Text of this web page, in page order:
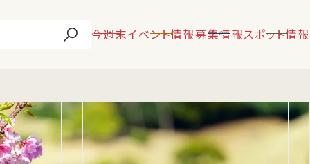
今週末イベント情報募集情報スポット情報